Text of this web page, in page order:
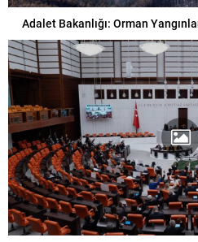
Adalet Bakanlığı: Orman